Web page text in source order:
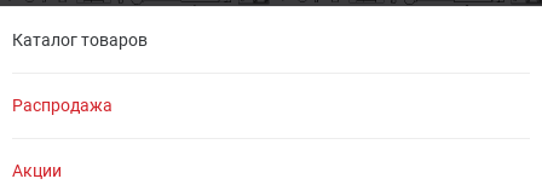
Каталог товаров
Распродажа
Акции